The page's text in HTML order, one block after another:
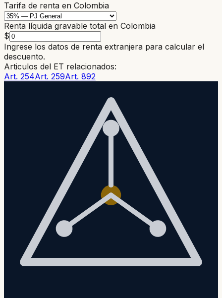
Tarifa de renta en Colombia
Renta líquida gravable total en Colombia
$
Ingrese los datos de renta extranjera para calcular el
descuento.
Articulos del ET relacionados:
Art. 254Art. 259Art. 892